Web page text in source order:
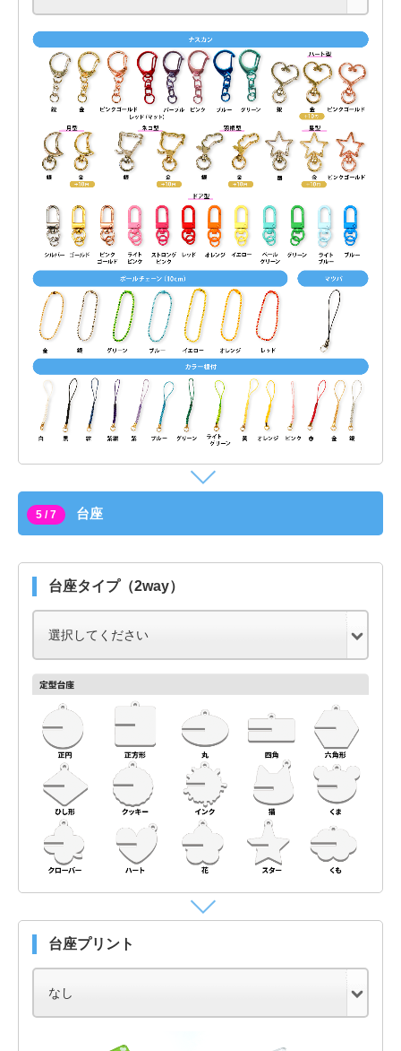
5 / 7 台座
台座タイプ（2way）
台座プリント